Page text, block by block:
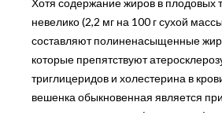
Хотя содержание жиров в плодовых
невелико (2,2 мг на 100 г сухой
составляют полиненасыщенные
которые препятствуют
триглицеридов и холестерина в
вешенка обыкновенная является